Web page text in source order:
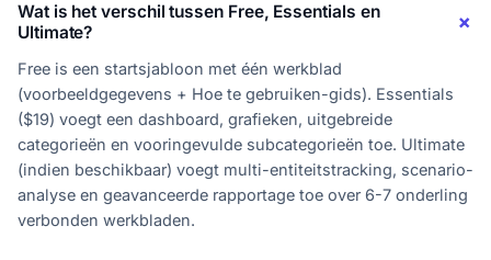
Wat is het verschil tussen Free, Essentials en
Ultimate?
Free is een startsjabloon met één werkblad
(voorbeeldgegevens + Hoe te gebruiken-gids). Essentials
($19) voegt een dashboard, grafieken, uitgebreide
categorieën en vooringevulde subcategorieën toe. Ultimate
(indien beschikbaar) voegt multi-entiteitstracking, scenario-
analyse en geavanceerde rapportage toe over 6-7 onderling
verbonden werkbladen.